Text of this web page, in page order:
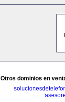
Otros dominios en